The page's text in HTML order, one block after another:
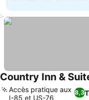
Country Inn &
8,3
Accès pratique aux
I-85 et US-76